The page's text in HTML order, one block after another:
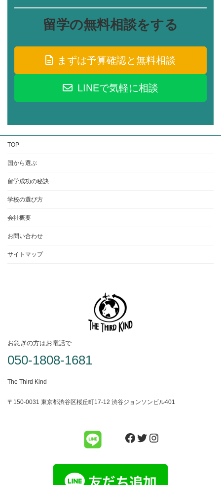
留学の無料相談をする
まずは予算確認と無料相談
LINEで気軽に相談
TOP
国から選ぶ
留学成功の秘訣
学校の選び方
会社概要
お問い合わせ
サイトマップ
お急ぎの方はお電話で
050-1808-1681
The Third Kind
〒150-0031 東京都渋谷区桜丘町17-12 渋谷ジョンソンビル401
Facebook
Twitter
Instagram